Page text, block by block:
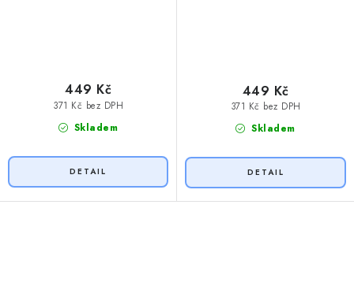
Skladem
371 Kč bez DPH
449 Kč
Skladem
371 Kč bez DPH
449 Kč